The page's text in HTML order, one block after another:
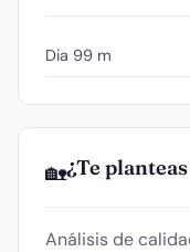
Dia 99 m
🏡¿Te
Análisis de